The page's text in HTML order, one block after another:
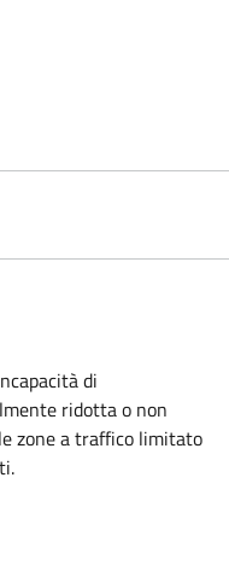
di
ridotta o non
zone a traffico limitato